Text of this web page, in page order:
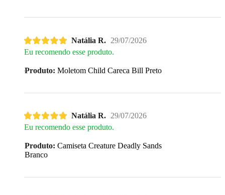
Natália R. 29/07/2026
Eu recomendo esse produto.
Produto: Moletom Child Careca Bill Preto
Natália R. 29/07/2026
Eu recomendo esse produto.
Produto: Camiseta Creature Deadly Sands
Branco